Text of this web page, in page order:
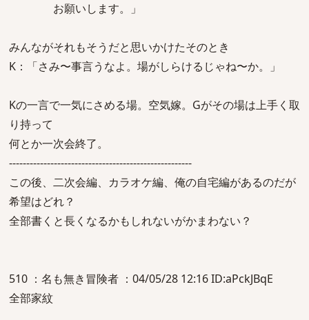
お願いします。」
みんながそれもそうだと思いかけたそのとき
K：「さみ〜事言うなよ。場がしらけるじゃね〜か。」
Kの一言で一気にさめる場。空気嫁。Gがその場は上手く取
り持って
何とか一次会終了。
-----------------------------------------------------
この後、二次会編、カラオケ編、俺の自宅編があるのだが
希望はどれ？
全部書くと長くなるかもしれないがかまわない？
510 ：名も無き冒険者 ：04/05/28 12:16 ID:aPckJBqE
全部家紋